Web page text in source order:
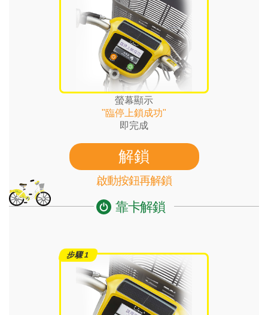
螢幕顯示
"臨停上鎖成功"
即完成
解鎖
啟動按鈕再解鎖
靠卡解鎖